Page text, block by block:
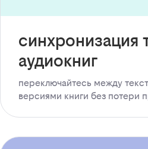
синхронизация
аудиокниг
переключайтесь между
версиями книги без потери